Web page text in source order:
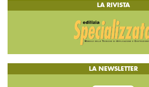
LA RIVISTA
LA NEWSLETTER